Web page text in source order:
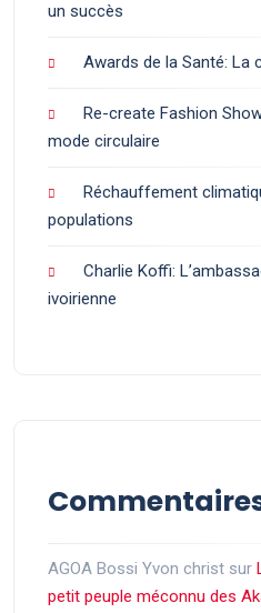
un succès
Awards de la Santé: La
Re-create Fashion
mode circulaire
Réchauffement
populations
Charlie Koffi:
ivoirienne
AGOA Bossi Yvon christ sur
petit peuple méconnu des